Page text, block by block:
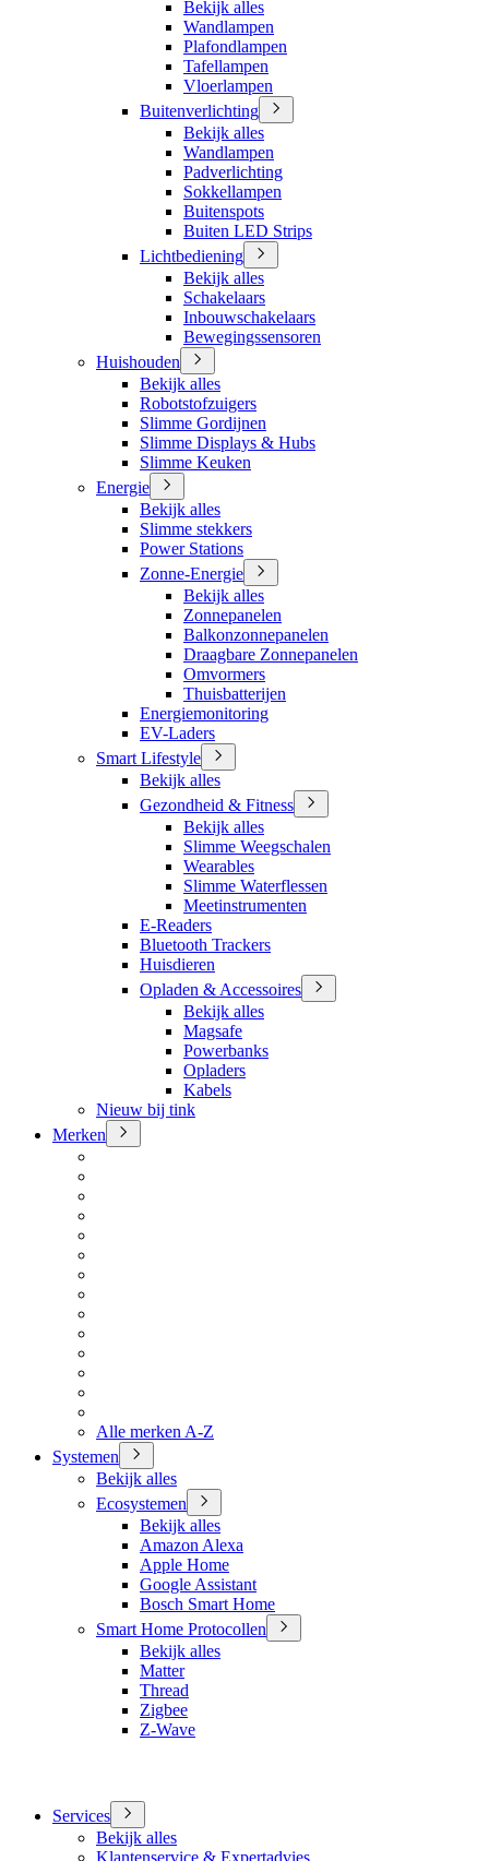
Bekijk alles
Wandlampen
Plafondlampen
Tafellampen
Vloerlampen
Buitenverlichting
Bekijk alles
Wandlampen
Padverlichting
Sokkellampen
Buitenspots
Buiten LED Strips
Lichtbediening
Bekijk alles
Schakelaars
Inbouwschakelaars
Bewegingssensoren
Huishouden
Bekijk alles
Robotstofzuigers
Slimme Gordijnen
Slimme Displays & Hubs
Slimme Keuken
Energie
Bekijk alles
Slimme stekkers
Power Stations
Zonne-Energie
Bekijk alles
Zonnepanelen
Balkonzonnepanelen
Draagbare Zonnepanelen
Omvormers
Thuisbatterijen
Energiemonitoring
EV-Laders
Smart Lifestyle
Bekijk alles
Gezondheid & Fitness
Bekijk alles
Slimme Weegschalen
Wearables
Slimme Waterflessen
Meetinstrumenten
E-Readers
Bluetooth Trackers
Huisdieren
Opladen & Accessoires
Bekijk alles
Magsafe
Powerbanks
Opladers
Kabels
Nieuw bij tink
Merken
Alle merken A-Z
Systemen
Bekijk alles
Ecosystemen
Bekijk alles
Amazon Alexa
Apple Home
Google Assistant
Bosch Smart Home
Smart Home Protocollen
Bekijk alles
Matter
Thread
Zigbee
Z-Wave
Services
Bekijk alles
Klantenservice & Expertadvies